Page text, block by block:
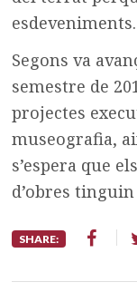
esdeveniments.
Segons va
semestre de
projectes
museografia,
s’espera que
d’obres
SHARE: